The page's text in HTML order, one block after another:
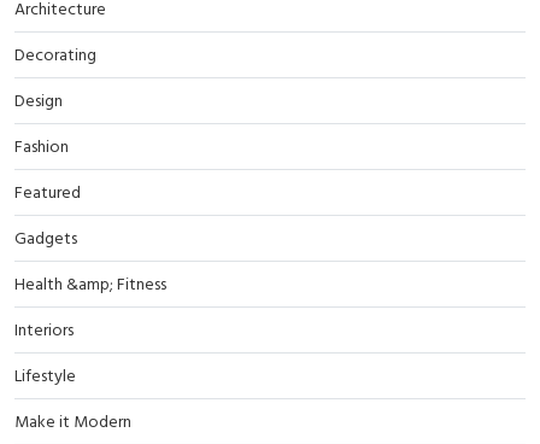
Architecture
Decorating
Design
Fashion
Featured
Gadgets
Health &amp; Fitness
Interiors
Lifestyle
Make it Modern